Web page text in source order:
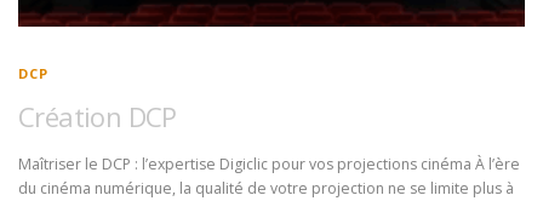
DCP
Création DCP
Maîtriser le DCP : l’expertise Digiclic pour vos projections cinéma À l’ère
du cinéma numérique, la qualité de votre projection ne se limite plus à